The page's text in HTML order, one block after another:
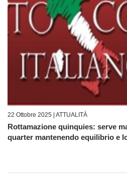
22 Ottobre 2025 | ATTUALITÀ
Rottamazione quinquies: serve
quarter mantenendo equilibrio e